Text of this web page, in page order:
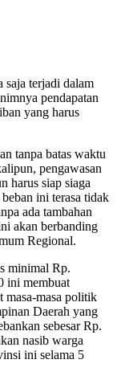
saja terjadi dalam
pendapatan
yang harus
tanpa batas waktu
pengawasan
harus siap siaga
ini terasa tidak
ada tambahan
akan berbanding
Regional.
minimal Rp.
ini membuat
masa-masa politik
Daerah yang
sebesar Rp.
nasib warga
ini selama 5